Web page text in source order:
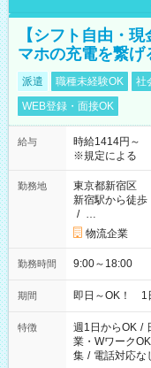
【シフト自由・
マホの充電を繋げ
派遣 職種未経験OK 社
WEB登録・面接OK
給与
時給1414円～
※規定による
勤務地
東京都新宿区
新宿駅から徒歩
/ …
物流企業
勤務時間 9:00～18:00
期間 即日～OK！ 1
特徴 週1日からOK /
業・WワークOK
集 / 電話対応な